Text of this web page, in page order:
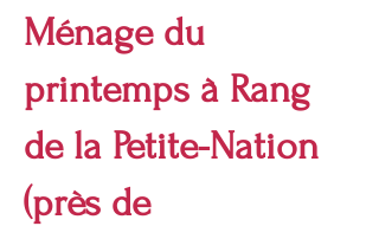
Ménage du
printemps à Rang
de la Petite-Nation
(près de